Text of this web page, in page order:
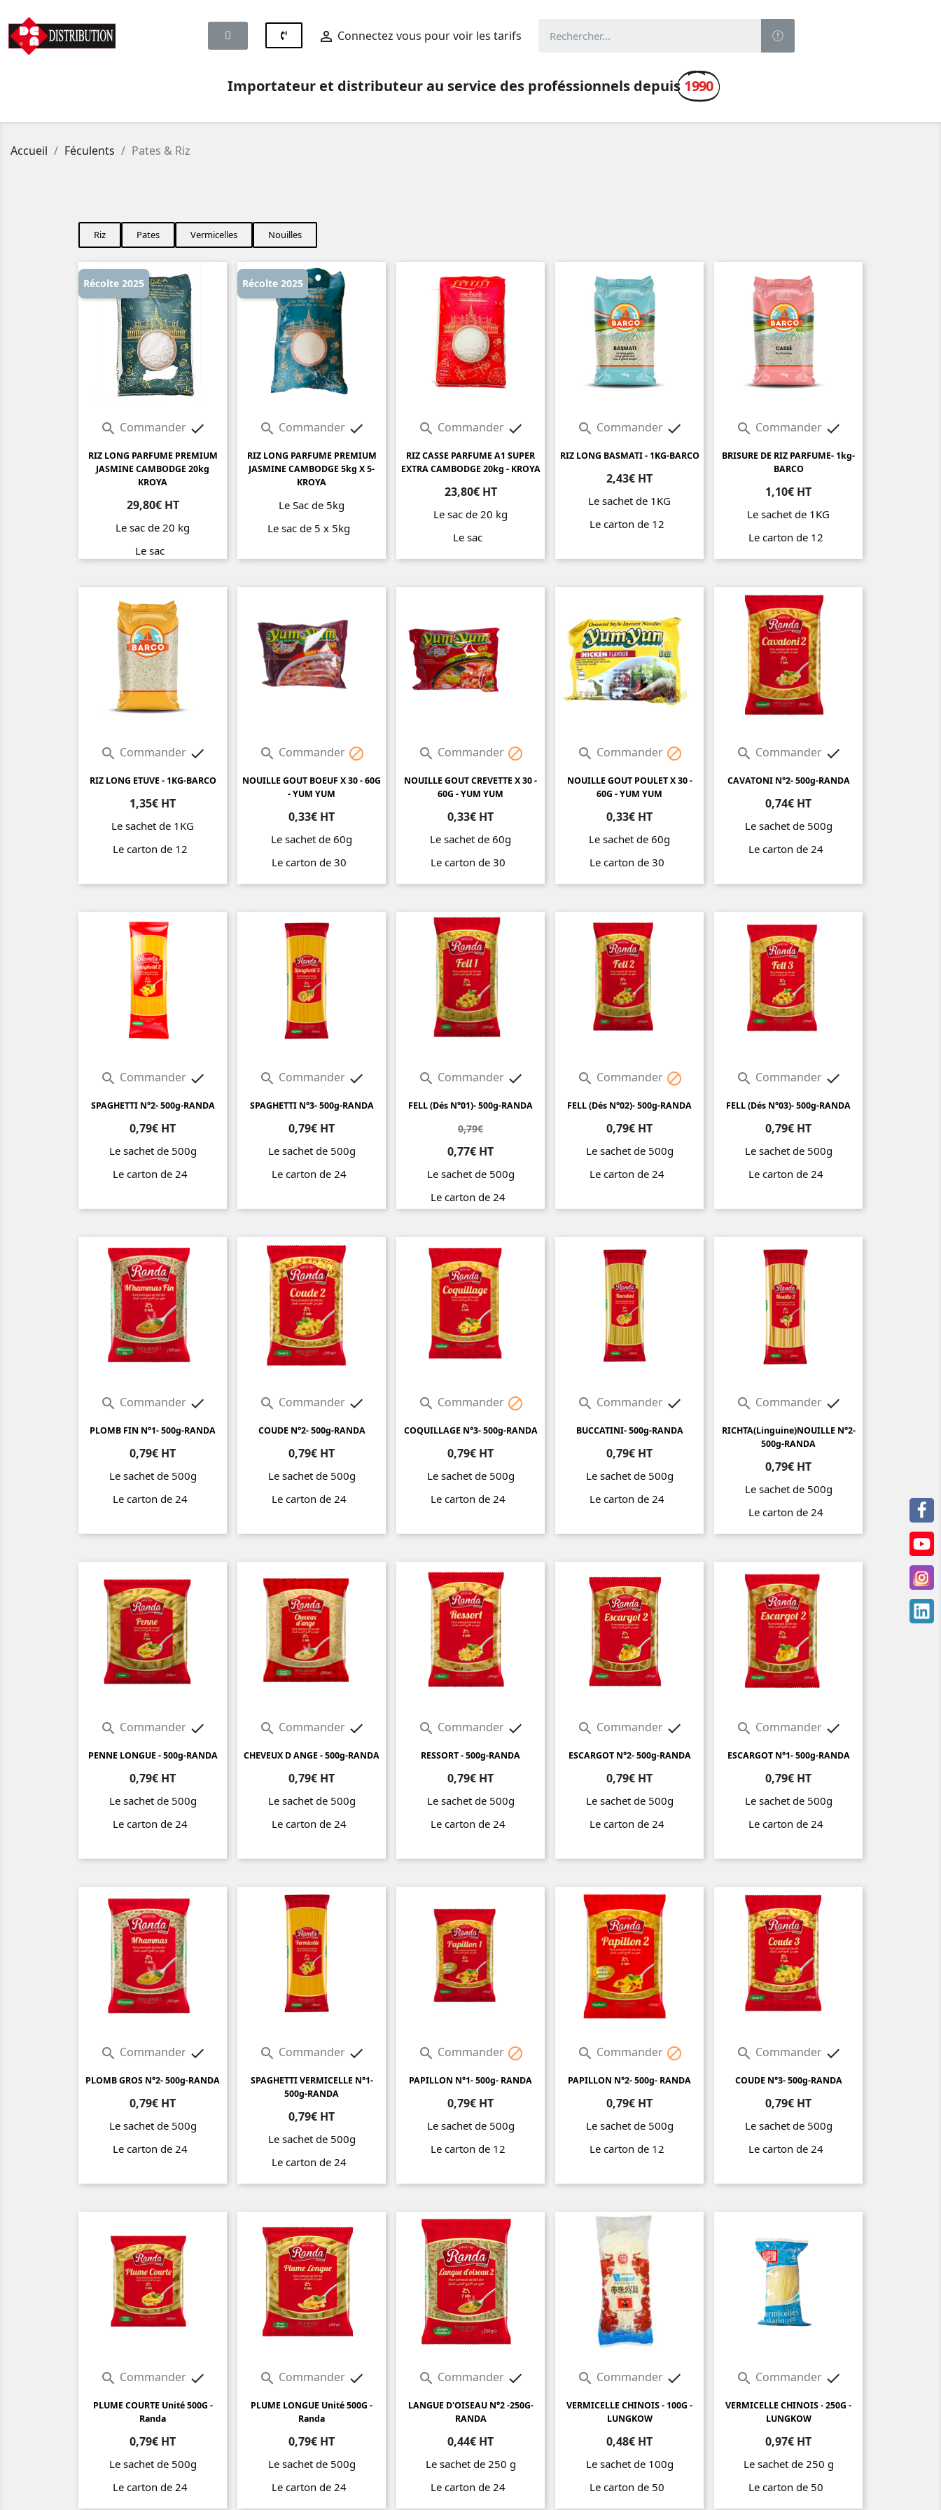
 Connectez vous pour voir les tarifs
Importateur et distributeur au service des proféssionnels depuis 1990
Accueil Féculents Pates & Riz
Riz Pates Vermicelles Nouilles
 Commander 
RIZ LONG PARFUME PREMIUM
JASMINE CAMBODGE 20kg
KROYA
29,80€ HT
Le sac de 20 kg
Le sac
Récolte 2025
 Commander 
RIZ LONG PARFUME PREMIUM
JASMINE CAMBODGE 5kg X 5-
KROYA
Le Sac de 5kg
Le sac de 5 x 5kg
Récolte 2025
 Commander 
RIZ CASSE PARFUME A1 SUPER
EXTRA CAMBODGE 20kg - KROYA
23,80€ HT
Le sac de 20 kg
Le sac
Prix
 Commander 
RIZ LONG BASMATI - 1KG-BARCO
2,43€ HT
Le sachet de 1KG
Le carton de 12
 Commander 
BRISURE DE RIZ PARFUME- 1kg-
BARCO
1,10€ HT
Le sachet de 1KG
Le carton de 12
Prix
 Commander 
RIZ LONG ETUVE - 1KG-BARCO
1,35€ HT
Le sachet de 1KG
Le carton de 12
 Commander 
NOUILLE GOUT BOEUF X 30 - 60G
- YUM YUM
0,33€ HT
Le sachet de 60g
Le carton de 30
Prix
 Commander 
NOUILLE GOUT CREVETTE X 30 -
60G - YUM YUM
0,33€ HT
Le sachet de 60g
Le carton de 30
Prix
 Commander 
NOUILLE GOUT POULET X 30 -
60G - YUM YUM
0,33€ HT
Le sachet de 60g
Le carton de 30
Prix
 Commander 
CAVATONI N°2- 500g-RANDA
0,74€ HT
Le sachet de 500g
Le carton de 24
 Commander 
SPAGHETTI N°2- 500g-RANDA
0,79€ HT
Le sachet de 500g
Le carton de 24
 Commander 
SPAGHETTI N°3- 500g-RANDA
0,79€ HT
Le sachet de 500g
Le carton de 24
 Commander 
FELL (Dés N°01)- 500g-RANDA
0,79€
0,77€ HT
Le sachet de 500g
Le carton de 24
 Commander 
FELL (Dés N°02)- 500g-RANDA
0,79€ HT
Le sachet de 500g
Le carton de 24
 Commander 
FELL (Dés N°03)- 500g-RANDA
0,79€ HT
Le sachet de 500g
Le carton de 24
 Commander 
PLOMB FIN N°1- 500g-RANDA
0,79€ HT
Le sachet de 500g
Le carton de 24
 Commander 
COUDE N°2- 500g-RANDA
0,79€ HT
Le sachet de 500g
Le carton de 24
 Commander 
COQUILLAGE N°3- 500g-RANDA
0,79€ HT
Le sachet de 500g
Le carton de 24
 Commander 
BUCCATINI- 500g-RANDA
0,79€ HT
Le sachet de 500g
Le carton de 24
 Commander 
RICHTA(Linguine)NOUILLE N°2-
500g-RANDA
0,79€ HT
Le sachet de 500g
Le carton de 24
Prix
 Commander 
PENNE LONGUE - 500g-RANDA
0,79€ HT
Le sachet de 500g
Le carton de 24
 Commander 
CHEVEUX D ANGE - 500g-RANDA
0,79€ HT
Le sachet de 500g
Le carton de 24
 Commander 
RESSORT - 500g-RANDA
0,79€ HT
Le sachet de 500g
Le carton de 24
 Commander 
ESCARGOT N°2- 500g-RANDA
0,79€ HT
Le sachet de 500g
Le carton de 24
 Commander 
ESCARGOT N°1- 500g-RANDA
0,79€ HT
Le sachet de 500g
Le carton de 24
 Commander 
PLOMB GROS N°2- 500g-RANDA
0,79€ HT
Le sachet de 500g
Le carton de 24
 Commander 
SPAGHETTI VERMICELLE N°1-
500g-RANDA
0,79€ HT
Le sachet de 500g
Le carton de 24
Prix
 Commander 
PAPILLON N°1- 500g- RANDA
0,79€ HT
Le sachet de 500g
Le carton de 12
 Commander 
PAPILLON N°2- 500g- RANDA
0,79€ HT
Le sachet de 500g
Le carton de 12
 Commander 
COUDE N°3- 500g-RANDA
0,79€ HT
Le sachet de 500g
Le carton de 24
 Commander 
PLUME COURTE Unité 500G -
Randa
0,79€ HT
Le sachet de 500g
Le carton de 24
 Commander 
PLUME LONGUE Unité 500G -
Randa
0,79€ HT
Le sachet de 500g
Le carton de 24
 Commander 
LANGUE D'OISEAU N°2 -250G-
RANDA
0,44€ HT
Le sachet de 250 g
Le carton de 24
 Commander 
VERMICELLE CHINOIS - 100G -
LUNGKOW
0,48€ HT
Le sachet de 100g
Le carton de 50
 Commander 
VERMICELLE CHINOIS - 250G -
LUNGKOW
0,97€ HT
Le sachet de 250 g
Le carton de 50